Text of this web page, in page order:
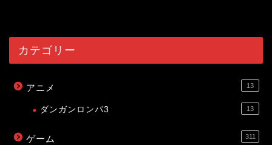
カテゴリー
アニメ 13
ダンガンロンパ3 13
ゲーム 311